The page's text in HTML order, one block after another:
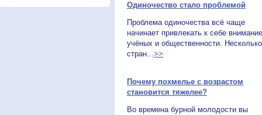
Одиночество стало проблемой
Проблема одиночества всё чаще
начинает привлекать к себе внимание
учёных и общественности. Несколько
стран...>>
Почему похмелье с возрастом
становится тяжелее?
Во времена бурной молодости вы